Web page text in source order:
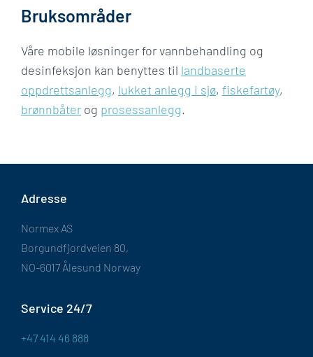
Bruksområder
Våre mobile løsninger for vannbehandling og
desinfeksjon kan benyttes til landbaserte
oppdrettsanlegg, lukket anlegg i sjø, fiskefartøy,
brønnbåter og prosessanlegg.
Adresse
Normex AS
Borgundfjordveien 80,
NO-6017 Ålesund Norway
Service 24/7
+47 414 46 888